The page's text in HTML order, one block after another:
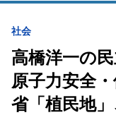
社会
高橋洋一の
原子力安全
省「植民地